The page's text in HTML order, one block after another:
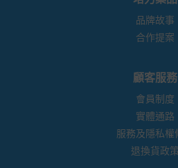
品牌故事
合作提案
顧客服務
會員制度
實體通路
服務及隱私權
退換貨政策